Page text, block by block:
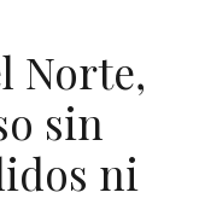
Norte,
sin
ni